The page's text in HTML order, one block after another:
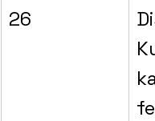
26